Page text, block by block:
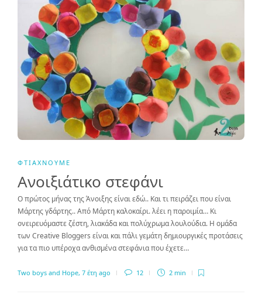
ΦΤΙΆΧΝΟΥΜΕ
Ανοιξιάτικο στεφάνι
Ο πρώτος μήνας της Άνοιξης είναι εδώ.. Και τι πειράζει που είναι
Μάρτης γδάρτης.. Από Μάρτη καλοκαίρι. λέει η παροιμία… Κι
ονειρευόμαστε ζέστη, λιακάδα και πολύχρωμα λουλούδια. Η ομάδα
των Creative Bloggers είναι και πάλι γεμάτη δημιουργικές προτάσεις
για τα πιο υπέροχα ανθισμένα στεφάνια που έχετε…
Two boys and Hope, 7 έτη ago 12 2 min